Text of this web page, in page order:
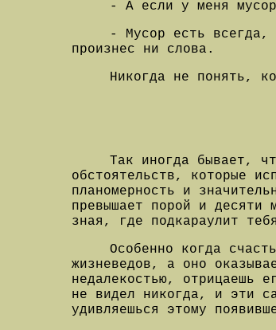
- А если у меня
- Мусор есть всегда,
произнес ни слова.
Никогда не понять,
Так иногда бывает,
обстоятельств, которые
планомерность и
превышает порой и
зная, где подкараулит
Особенно когда
жизневедов, а оно
недалекостью, отрицаешь
не видел никогда, и эти
удивляешься этому